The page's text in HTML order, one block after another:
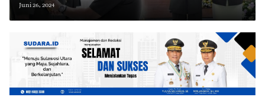
Juni 26, 2024